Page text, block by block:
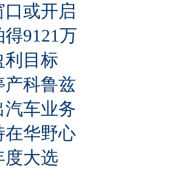
口或开启
9121万
利目标
产科鲁兹
汽车业务
在华野心
度大选